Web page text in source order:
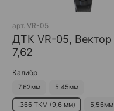
арт. VR-05
ДТК VR-05, Вектор
7,62
Калибр
7,62мм 5,45мм
.366 ТКМ (9,6 мм) 5,56мм